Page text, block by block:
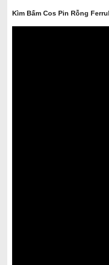
Kìm Bấm Cos Pin Rỗng